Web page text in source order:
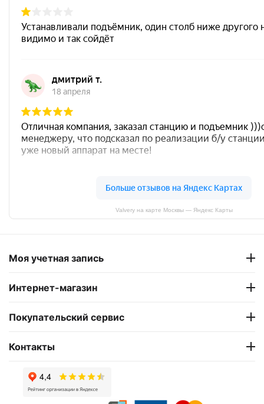
Valvery на карте Москвы — Яндекс Карты
Моя учетная запись
Интернет-магазин
Покупательский сервис
Контакты